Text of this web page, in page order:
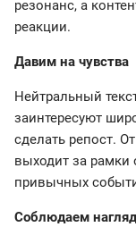
резонанс, а
реакции.
Давим на чувства
Нейтральный
заинтересуют
сделать репост.
выходит за
привычных
Соблюдаем